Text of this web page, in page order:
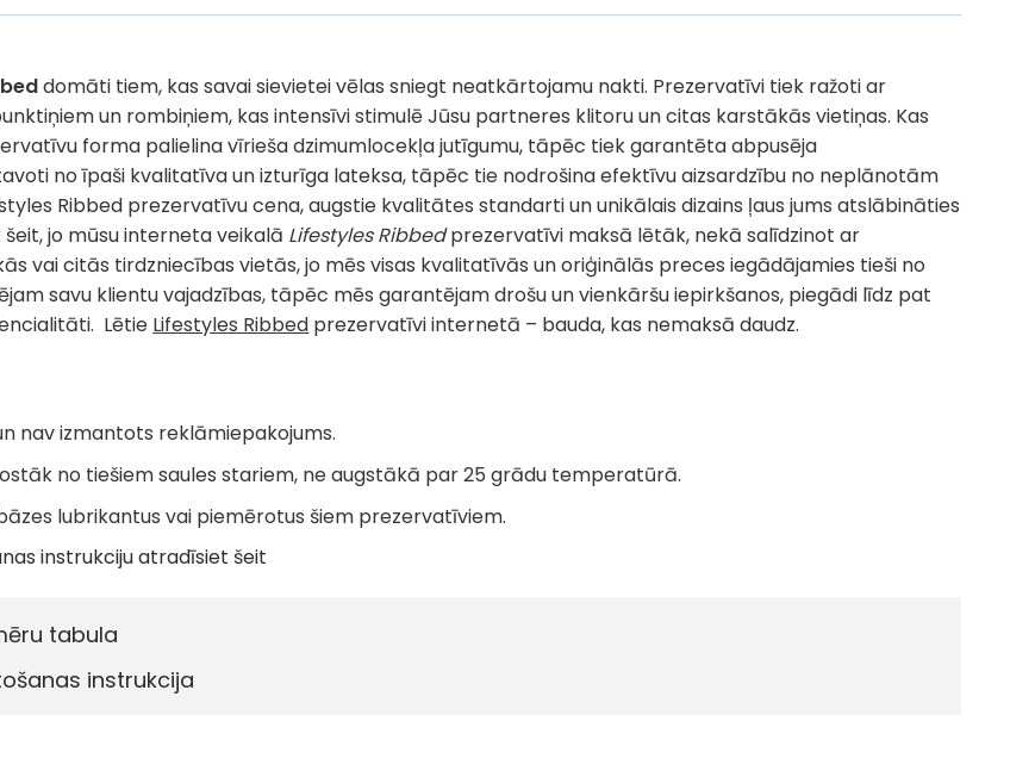
domāti tiem, kas savai sievietei vēlas sniegt neatkārtojamu nakti. Prezervatīvi tiek ražoti ar
un rombiņiem, kas intensīvi stimulē Jūsu partneres klitoru un citas karstākās vietiņas. Kas
forma palielina vīrieša dzimumlocekļa jutīgumu, tāpēc tiek garantēta abpusēja
no īpaši kvalitatīva un izturīga lateksa, tāpēc tie nodrošina efektīvu aizsardzību no neplānotām
Ribbed prezervatīvu cena, augstie kvalitātes standarti un unikālais dizains ļaus jums atslābināties
šeit, jo mūsu interneta veikalā Lifestyles Ribbedprezervatīvi maksā lētāk, nekā salīdzinot ar
vai citās tirdzniecības vietās, jo mēs visas kvalitatīvās un oriģinālās preces iegādājamies tieši no
savu klientu vajadzības, tāpēc mēs garantējam drošu un vienkāršu iepirkšanos, piegādi līdz pat
Lētie Lifestyles Ribbed prezervatīvi internetā – bauda, kas nemaksā daudz.
nav izmantots reklāmiepakojums.
no tiešiem saules stariem, ne augstākā par 25 grādu temperatūrā.
lubrikantus vai piemērotus šiem prezervatīviem.
instrukciju atradīsiet šeit
tabula
instrukcija